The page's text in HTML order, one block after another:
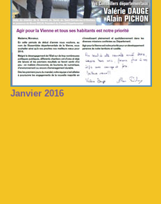
Janvier 2016